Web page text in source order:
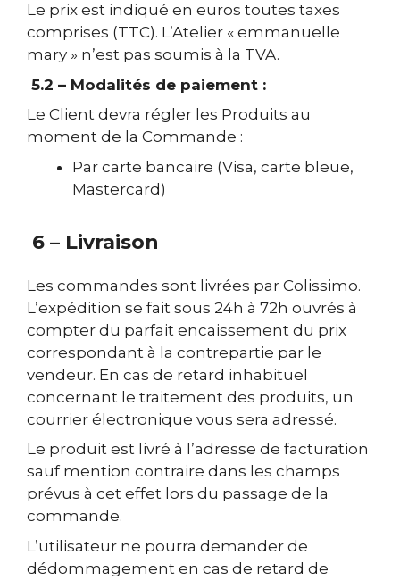
Le prix est indiqué en euros toutes taxes
comprises (TTC). L’Atelier « emmanuelle
mary » n’est pas soumis à la TVA.
5.2 – Modalités de paiement :
Le Client devra régler les Produits au
moment de la Commande :
Par carte bancaire (Visa, carte bleue,
Mastercard)
6 – Livraison
Les commandes sont livrées par Colissimo.
L’expédition se fait sous 24h à 72h ouvrés à
compter du parfait encaissement du prix
correspondant à la contrepartie par le
vendeur. En cas de retard inhabituel
concernant le traitement des produits, un
courrier électronique vous sera adressé.
Le produit est livré à l’adresse de facturation
sauf mention contraire dans les champs
prévus à cet effet lors du passage de la
commande.
L’utilisateur ne pourra demander de
dédommagement en cas de retard de